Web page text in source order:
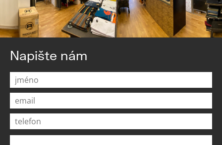
Napište nám